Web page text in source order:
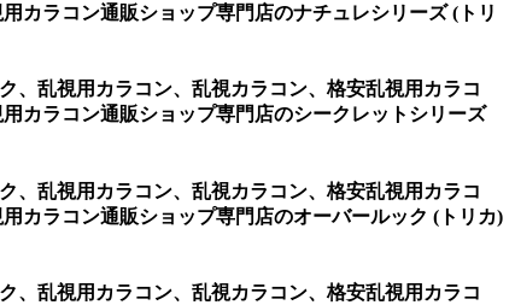
カラコン通販ショップ専門店のナチュレシリーズ (トリ
、乱視用カラコン、乱視カラコン、格安乱視用カラコ
カラコン通販ショップ専門店のシークレットシリーズ
、乱視用カラコン、乱視カラコン、格安乱視用カラコ
カラコン通販ショップ専門店のオーバールック (トリカ)
、乱視用カラコン、乱視カラコン、格安乱視用カラコ